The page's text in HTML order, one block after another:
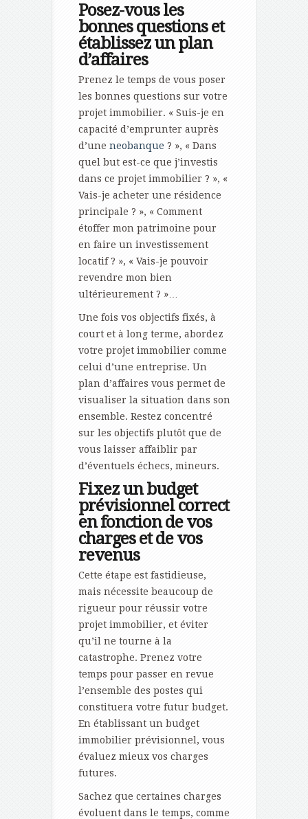
Posez-vous les
bonnes questions et
établissez un plan
d’affaires
Prenez le temps de vous poser
les bonnes questions sur votre
projet immobilier. « Suis-je en
capacité d’emprunter auprès
d’une neobanque ? », « Dans
quel but est-ce que j’investis
dans ce projet immobilier ? », «
Vais-je acheter une résidence
principale ? », « Comment
étoffer mon patrimoine pour
en faire un investissement
locatif ? », « Vais-je pouvoir
revendre mon bien
ultérieurement ? »…
Une fois vos objectifs fixés, à
court et à long terme, abordez
votre projet immobilier comme
celui d’une entreprise. Un
plan d’affaires vous permet de
visualiser la situation dans son
ensemble. Restez concentré
sur les objectifs plutôt que de
vous laisser affaiblir par
d’éventuels échecs, mineurs.
Fixez un budget
prévisionnel correct
en fonction de vos
charges et de vos
revenus
Cette étape est fastidieuse,
mais nécessite beaucoup de
rigueur pour réussir votre
projet immobilier, et éviter
qu’il ne tourne à la
catastrophe. Prenez votre
temps pour passer en revue
l’ensemble des postes qui
constituera votre futur budget.
En établissant un budget
immobilier prévisionnel, vous
évaluez mieux vos charges
futures.
Sachez que certaines charges
évoluent dans le temps, comme